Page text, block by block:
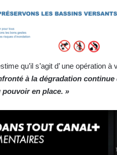
qu’il s’agit d’ une opération à
à la dégradation
en place. »